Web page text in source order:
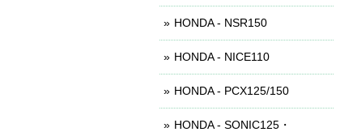
HONDA - NSR150
HONDA - NICE110
HONDA - PCX125/150
HONDA - SONIC125・